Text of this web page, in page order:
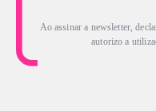
Ao assinar a newsletter,
autorizo a